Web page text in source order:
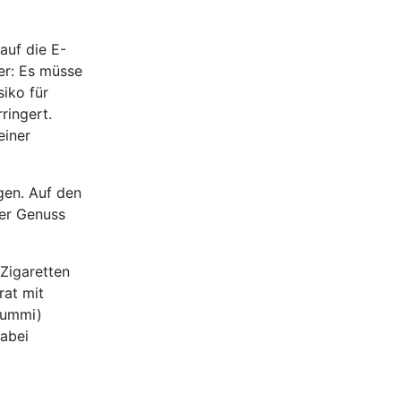
die E-
Es müsse
für
Auf den
Genuss
mit